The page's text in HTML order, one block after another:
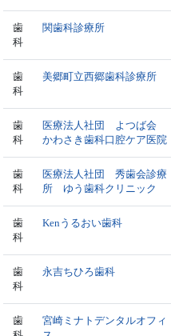
歯
科
関歯科診療所
歯
科
美郷町立西郷歯科診療所
歯
科
医療法人社団 よつば会
かわさき歯科口腔ケア医院
歯
科
医療法人社団 秀歯会診療
所 ゆう歯科クリニック
歯
科
Kenうるおい歯科
歯
科
永吉ちひろ歯科
歯
宮崎ミナトデンタルオフィ